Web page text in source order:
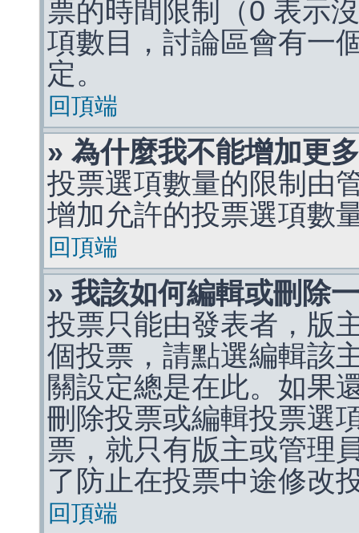
票的時間限制（0 表示
項數目，討論區會有一
定。
回頂端
» 為什麼我不能增加更
投票選項數量的限制由
增加允許的投票選項數
回頂端
» 我該如何編輯或刪除
投票只能由發表者，版
個投票，請點選編輯該
關設定總是在此。如果
刪除投票或編輯投票選
票，就只有版主或管理
了防止在投票中途修改
回頂端